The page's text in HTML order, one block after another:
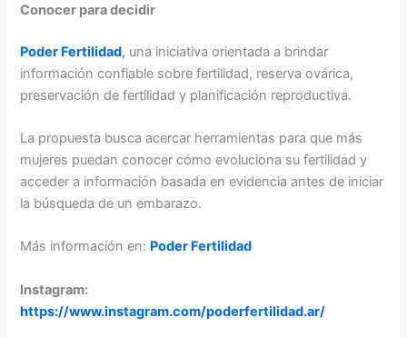
Conocer para decidir
Poder Fertilidad, una iniciativa orientada a brindar
información confiable sobre fertilidad, reserva ovárica,
preservación de fertilidad y planificación reproductiva.
La propuesta busca acercar herramientas para que más
mujeres puedan conocer cómo evoluciona su fertilidad y
acceder a información basada en evidencia antes de iniciar
la búsqueda de un embarazo.
Más información en: Poder Fertilidad
Instagram:
https://www.instagram.com/poderfertilidad.ar/